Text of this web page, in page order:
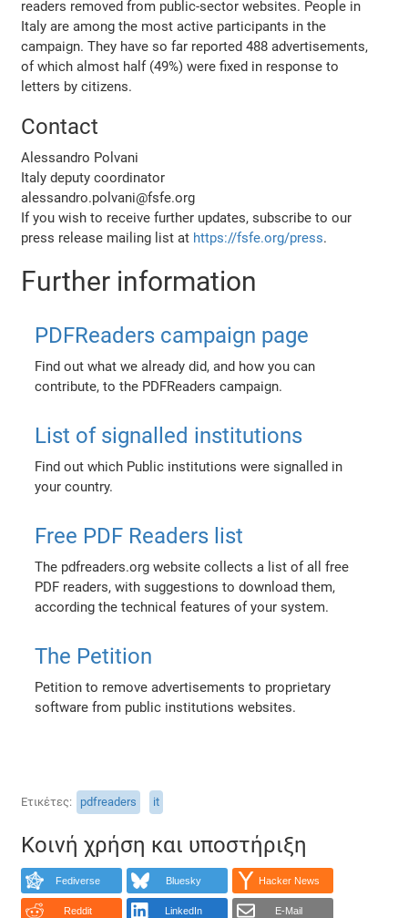
readers removed from public-sector websites. People in
Italy are among the most active participants in the
campaign. They have so far reported 488 advertisements,
of which almost half (49%) were fixed in response to
letters by citizens.
Contact
Alessandro Polvani
Italy deputy coordinator
alessandro.polvani@fsfe.org
If you wish to receive further updates, subscribe to our
press release mailing list at https://fsfe.org/press.
Further information
PDFReaders campaign page
Find out what we already did, and how you can
contribute, to the PDFReaders campaign.
List of signalled institutions
Find out which Public institutions were signalled in
your country.
Free PDF Readers list
The pdfreaders.org website collects a list of all free
PDF readers, with suggestions to download them,
according the technical features of your system.
The Petition
Petition to remove advertisements to proprietary
software from public institutions websites.
Ετικέτες pdfreaders it
Κοινή χρήση και υποστήριξη
Fediverse Bluesky Hacker News
Reddit LinkedIn E-Mail